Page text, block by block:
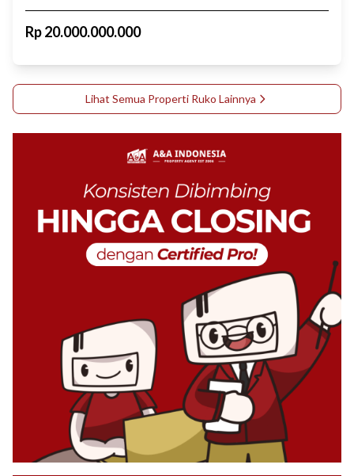
Rp20.000.000.000
Lihat Semua Properti Ruko Lainnya